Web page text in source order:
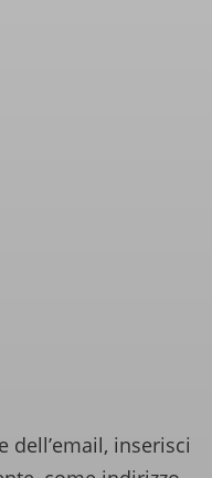
dell’email, inserisci